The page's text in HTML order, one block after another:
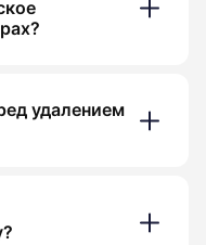
удалением